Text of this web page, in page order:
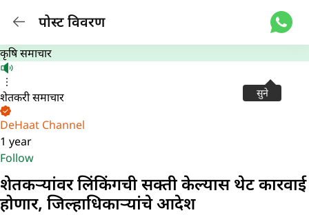
पोस्ट विवरण
सुने
कृषि समाचार
शेतकरी समाचार
DeHaat Channel
1 year
Follow
शेतकऱ्यांवर लिंकिंगची सक्ती केल्यास थेट कारवाई
होणार, जिल्हाधिकाऱ्यांचे आदेश